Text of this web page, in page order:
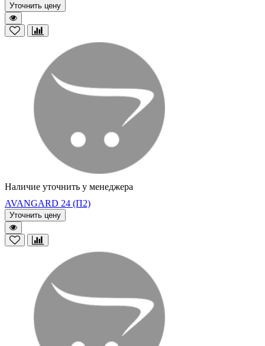
Уточнить цену
Наличие уточнить у менеджера
AVANGARD 24 (П2)
Уточнить цену